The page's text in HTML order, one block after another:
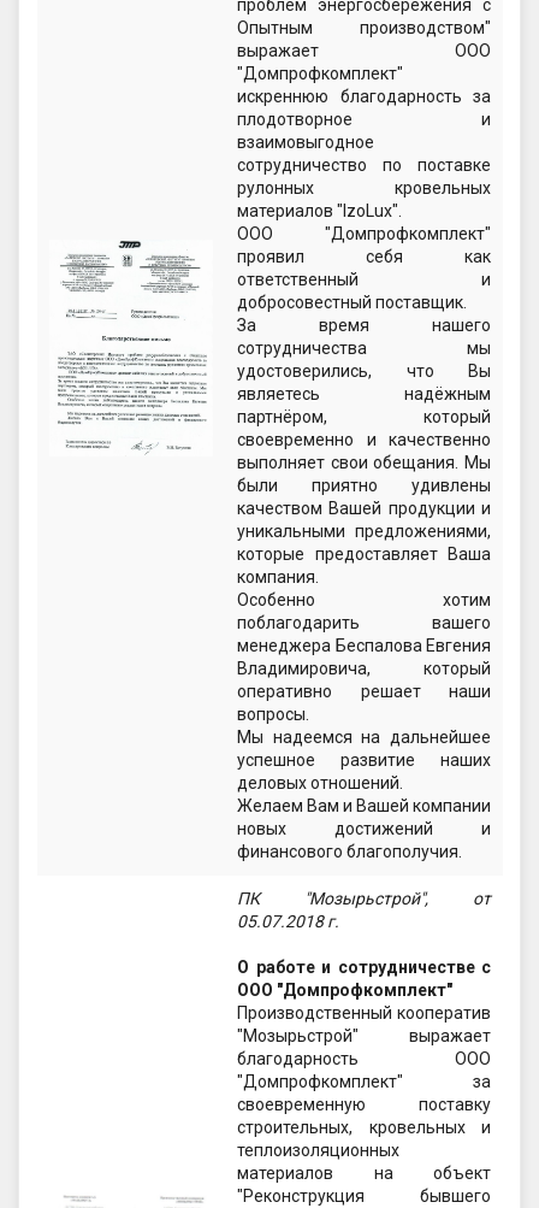
проблем энергосбережения с
Опытным производством"
выражает ООО
"Домпрофкомплект"
искреннюю благодарность за
плодотворное и
взаимовыгодное
сотрудничество по поставке
рулонных кровельных
материалов "IzoLux".
ООО "Домпрофкомплект"
проявил себя как
ответственный и
добросовестный поставщик.
За время нашего
сотрудничества мы
удостоверились, что Вы
являетесь надёжным
партнёром, который
своевременно и качественно
выполняет свои обещания. Мы
были приятно удивлены
качеством Вашей продукции и
уникальными предложениями,
которые предоставляет Ваша
компания.
Особенно хотим
поблагодарить вашего
менеджера Беспалова Евгения
Владимировича, который
оперативно решает наши
вопросы.
Мы надеемся на дальнейшее
успешное развитие наших
деловых отношений.
Желаем Вам и Вашей компании
новых достижений и
финансового благополучия.
ПК "Мозырьстрой", от
05.07.2018 г.
О работе и сотрудничестве с
ООО "Домпрофкомплект"
Производственный кооператив
"Мозырьстрой" выражает
благодарность ООО
"Домпрофкомплект" за
своевременную поставку
строительных, кровельных и
теплоизоляционных
материалов на объект
"Реконструкция бывшего